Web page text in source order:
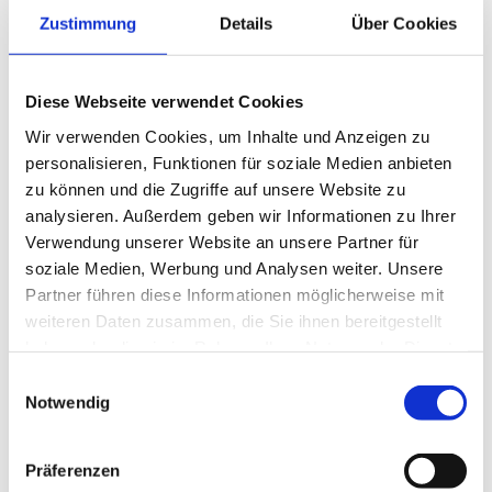
Zustimmung Details Über Cookies
Diese Webseite verwendet Cookies
Wir verwenden Cookies, um Inhalte und Anzeigen zu
personalisieren, Funktionen für soziale Medien anbieten
zu können und die Zugriffe auf unsere Website zu
analysieren. Außerdem geben wir Informationen zu Ihrer
Verwendung unserer Website an unsere Partner für
soziale Medien, Werbung und Analysen weiter. Unsere
Partner führen diese Informationen möglicherweise mit
weiteren Daten zusammen, die Sie ihnen bereitgestellt
Notwendig
Präferenzen
Leichte Pisten, Snowtubing-Spaß & ein gratis
Kurse vor Ort – plus Einkehr in der Kesselalm mit
Panorama!
MEHR ERFAHREN